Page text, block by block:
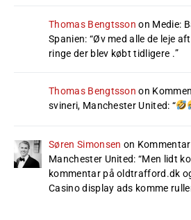
Thomas Bengtsson on Medie:
Spanien: “Øv med alle de leje
ringe der blev købt tidligere .”
Thomas Bengtsson on
svineri, Manchester United: “
Søren Simonsen on
Manchester United: “Men lidt
kommentar på oldtrafford.dk
Casino display ads komme